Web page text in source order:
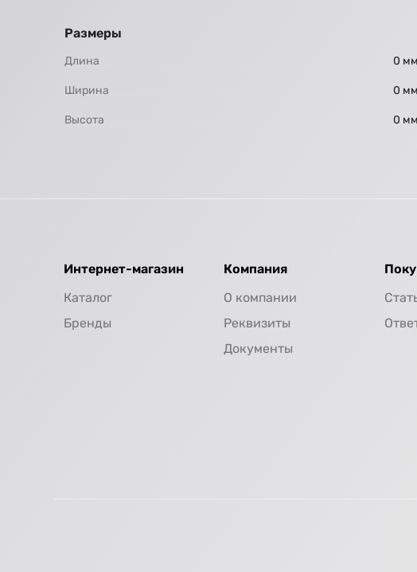
Размеры
Длина 0 мм
Ширина 0 мм
Высота 0 мм
Интернет-магазин
Каталог
Бренды
Компания
О компании
Реквизиты
Документы